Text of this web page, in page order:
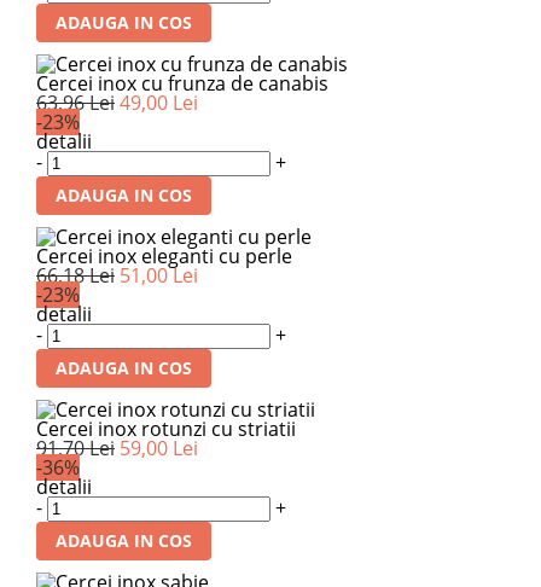
ADAUGA IN COS
Cercei inox cu frunza de canabis
63,96 Lei49,00 Lei
-23%
detalii
- +
ADAUGA IN COS
Cercei inox eleganti cu perle
66,18 Lei 51,00 Lei
-23%
detalii
- +
ADAUGA IN COS
Cercei inox rotunzi cu striatii
91,70 Lei 59,00 Lei
-36%
detalii
- +
ADAUGA IN COS